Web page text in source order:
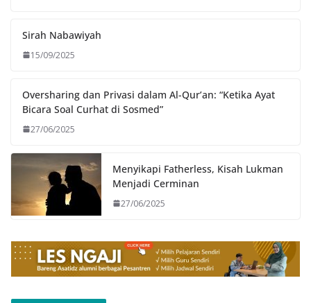
Sirah Nabawiyah
15/09/2025
Oversharing dan Privasi dalam Al-Qur’an: “Ketika Ayat
Bicara Soal Curhat di Sosmed”
27/06/2025
Menyikapi Fatherless, Kisah Lukman
Menjadi Cerminan
27/06/2025